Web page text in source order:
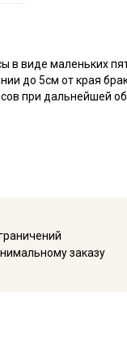
в виде маленьких
до 5см от края
при дальнейшей
изнанки. Яркие
заказу